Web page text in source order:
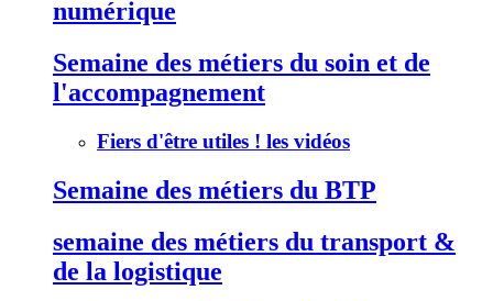
numérique
Semaine des métiers du soin et de
l'accompagnement
Fiers d'être utiles ! les vidéos
Semaine des métiers du BTP
semaine des métiers du transport &
de la logistique